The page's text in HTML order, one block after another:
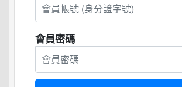
會員密碼